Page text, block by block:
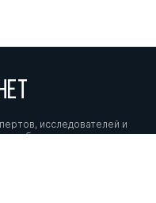
исследователей и
мошенников,